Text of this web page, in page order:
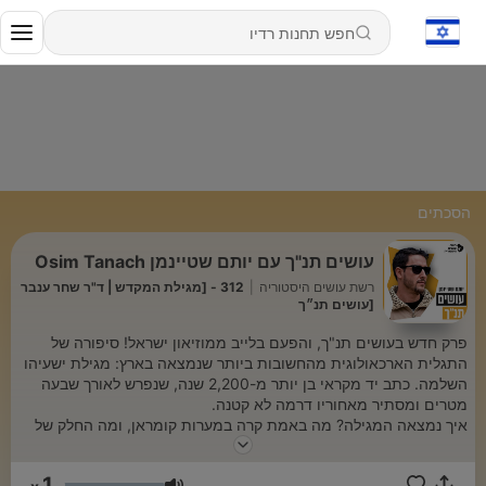
הסכתים
עושים תנ"ך עם יותם שטיינמן Osim Tanach
רשת עושים היסטוריה
312 - [מגילת המקדש | ד"ר שחר ענבר
[עושים תנ״ך
פרק חדש בעושים תנ"ך, והפעם בלייב ממוזיאון ישראל! סיפורה של
התגלית הארכאולוגית מהחשובות ביותר שנמצאה בארץ: מגילת ישעיהו
השלמה. כתב יד מקראי בן יותר מ-2,200 שנה, שנפרש לאורך שבעה
מטרים ומסתיר מאחוריו דרמה לא קטנה.
איך נמצאה המגילה? מה באמת קרה במערות קומראן, ומה החלק של
העז הפלאית והאבן שנזרקה למערה? איך התגלגלה המגילה מבית לחם